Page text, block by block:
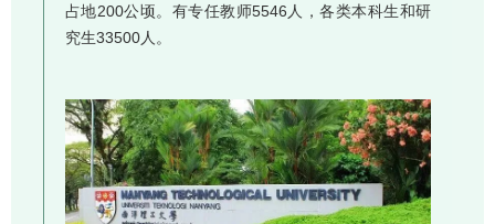
占地200公顷。有专任教师5546人，各类本科生和研
究生33500人。